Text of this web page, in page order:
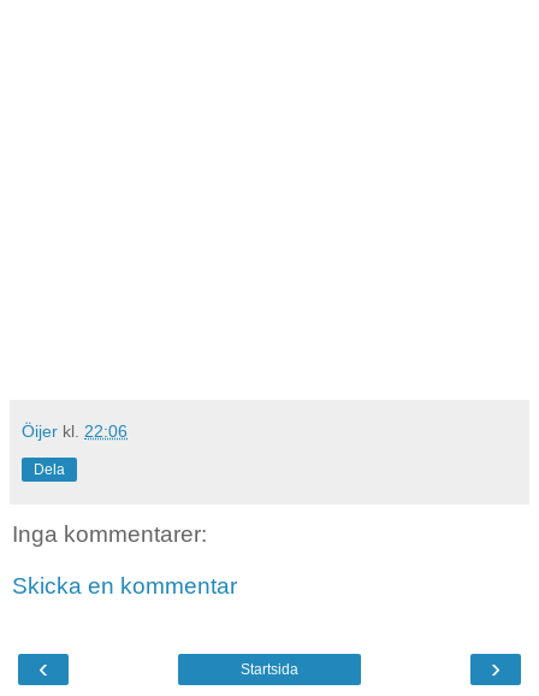
Öijer kl. 22:06
Dela
Inga kommentarer:
Skicka en kommentar
‹ ›
Startsida